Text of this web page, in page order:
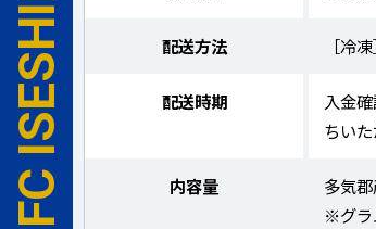
配送方法 ［冷凍
配送時期
入金
ちいた
内容量
多気
※グラ